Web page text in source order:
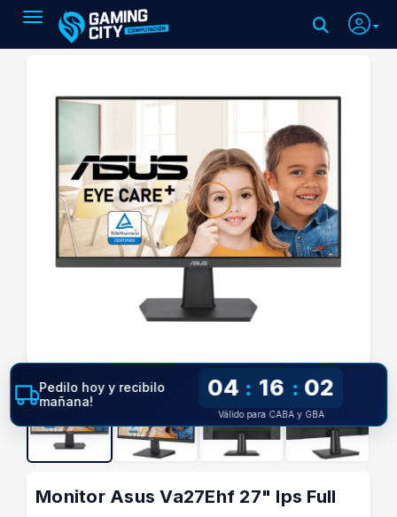
Toggle navigation
Monitor Asus Va27Ehf 27" Ips Full
Pedilo hoy y recibilo
mañana!
04 : 16 : 01
Válido para CABA y GBA